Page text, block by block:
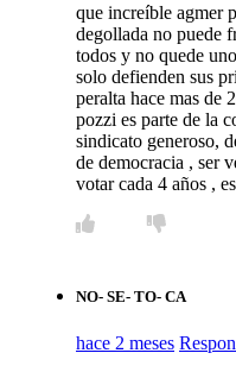
que increíble agmer
degollada no puede
todos y no quede
solo defienden sus
peralta hace mas de
pozzi es parte de la
sindicato generoso,
de democracia , ser
votar cada 4 años ,
NO- SE- TO- CA
hace 2 meses